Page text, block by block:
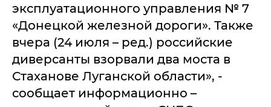
эксплуатационного управления № 7
«Донецкой железной дороги». Также
вчера (24 июля – ред.) российские
диверсанты взорвали два моста в
Стаханове Луганской области», -
сообщает информационно –